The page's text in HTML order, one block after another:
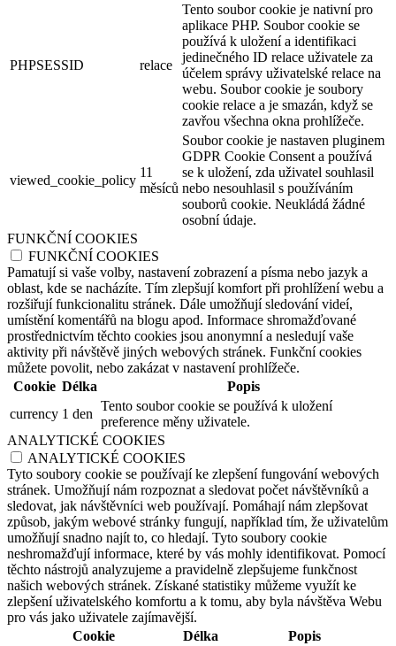
PHPSESSID relace
Tento soubor cookie je nativní pro
aplikace PHP. Soubor cookie se
používá k uložení a identifikaci
jedinečného ID relace uživatele za
účelem správy uživatelské relace na
webu. Soubor cookie je soubory
cookie relace a je smazán, když se
zavřou všechna okna prohlížeče.
viewed_cookie_policy
11
měsíců
Soubor cookie je nastaven pluginem
GDPR Cookie Consent a používá
se k uložení, zda uživatel souhlasil
nebo nesouhlasil s používáním
souborů cookie. Neukládá žádné
osobní údaje.
FUNKČNÍ COOKIES
FUNKČNÍ COOKIES
Pamatují si vaše volby, nastavení zobrazení a písma nebo jazyk a
oblast, kde se nacházíte. Tím zlepšují komfort při prohlížení webu a
rozšiřují funkcionalitu stránek. Dále umožňují sledování videí,
umístění komentářů na blogu apod. Informace shromažďované
prostřednictvím těchto cookies jsou anonymní a nesledují vaše
aktivity při návštěvě jiných webových stránek. Funkční cookies
můžete povolit, nebo zakázat v nastavení prohlížeče.
Cookie Délka
Popis
currency 1 den
Tento soubor cookie se používá k uložení
preference měny uživatele.
ANALYTICKÉ COOKIES
ANALYTICKÉ COOKIES
Tyto soubory cookie se používají ke zlepšení fungování webových
stránek. Umožňují nám rozpoznat a sledovat počet návštěvníků a
sledovat, jak návštěvníci web používají. Pomáhají nám zlepšovat
způsob, jakým webové stránky fungují, například tím, že uživatelům
umožňují snadno najít to, co hledají. Tyto soubory cookie
neshromažďují informace, které by vás mohly identifikovat. Pomocí
těchto nástrojů analyzujeme a pravidelně zlepšujeme funkčnost
našich webových stránek. Získané statistiky můžeme využít ke
zlepšení uživatelského komfortu a k tomu, aby byla návštěva Webu
pro vás jako uživatele zajímavější.
Cookie
Délka Popis